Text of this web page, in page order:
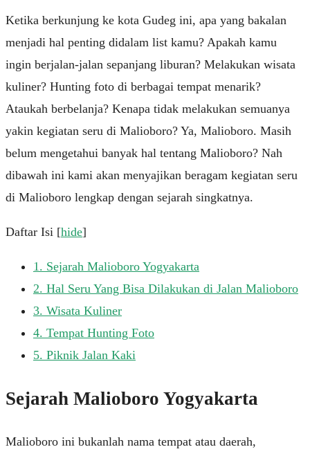
Ketika berkunjung ke kota Gudeg ini, apa yang bakalan
menjadi hal penting didalam list kamu? Apakah kamu
ingin berjalan-jalan sepanjang liburan? Melakukan wisata
kuliner? Hunting foto di berbagai tempat menarik?
Ataukah berbelanja? Kenapa tidak melakukan semuanya
yakin kegiatan seru di Malioboro? Ya, Malioboro. Masih
belum mengetahui banyak hal tentang Malioboro? Nah
dibawah ini kami akan menyajikan beragam kegiatan seru
di Malioboro lengkap dengan sejarah singkatnya.
Daftar Isi [hide]
1. Sejarah Malioboro Yogyakarta
2. Hal Seru Yang Bisa Dilakukan di Jalan Malioboro
3. Wisata Kuliner
4. Tempat Hunting Foto
5. Piknik Jalan Kaki
Sejarah Malioboro Yogyakarta
Malioboro ini bukanlah nama tempat atau daerah,